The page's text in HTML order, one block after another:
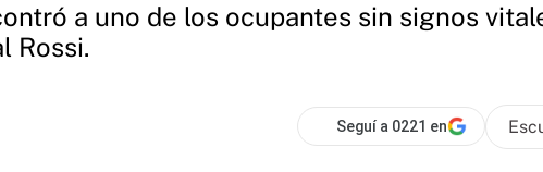
a uno de los ocupantes sin signos
Rossi.
Seguí a 0221 en